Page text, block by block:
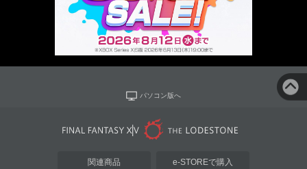
パソコン版へ
関連商品 e-STOREで購入